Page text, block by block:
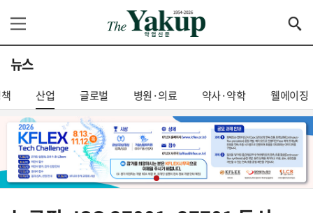
뉴스
산업 글로벌 병원·의료 약사·약학 웰에이징